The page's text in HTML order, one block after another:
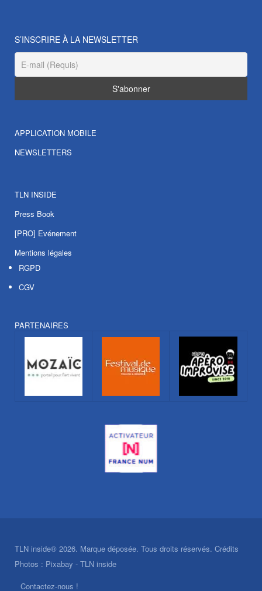
S’INSCRIRE À LA NEWSLETTER
APPLICATION MOBILE
NEWSLETTERS
TLN INSIDE
Press Book
[PRO] Evénement
Mentions légales
RGPD
CGV
PARTENAIRES
TLN inside® 2026. Marque déposée. Tous droits réservés. Crédits
Photos : Pixabay - TLN inside
Contactez-nous !